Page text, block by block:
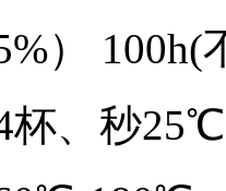
） 100h(
、秒25℃